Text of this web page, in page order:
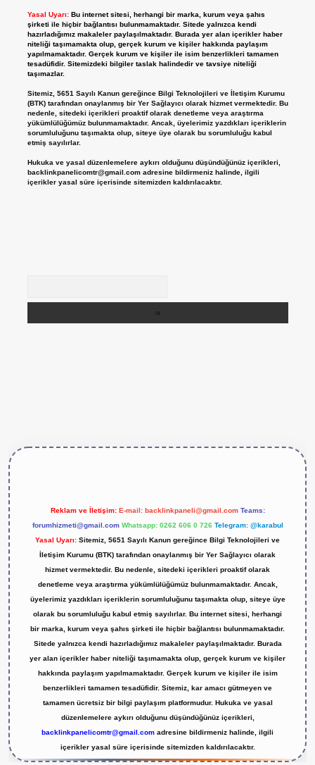
Yasal Uyarı: Bu internet sitesi, herhangi bir marka, kurum veya şahıs
şirketi ile hiçbir bağlantısı bulunmamaktadır. Sitede yalnızca kendi
hazırladığımız makaleler paylaşılmaktadır. Burada yer alan içerikler haber
niteliği taşımamakta olup, gerçek kurum ve kişiler hakkında paylaşım
yapılmamaktadır. Gerçek kurum ve kişiler ile isim benzerlikleri tamamen
tesadüfidir. Sitemizdeki bilgiler taslak halindedir ve tavsiye niteliği
taşımazlar.
Sitemiz, 5651 Sayılı Kanun gereğince Bilgi Teknolojileri ve İletişim Kurumu
(BTK) tarafından onaylanmış bir Yer Sağlayıcı olarak hizmet vermektedir. Bu
nedenle, sitedeki içerikleri proaktif olarak denetleme veya araştırma
yükümlülüğümüz bulunmamaktadır. Ancak, üyelerimiz yazdıkları içeriklerin
sorumluluğunu taşımakta olup, siteye üye olarak bu sorumluluğu kabul
etmiş sayılırlar.
Hukuka ve yasal düzenlemelere aykırı olduğunu düşündüğünüz içerikleri,
backlinkpanelicomtr@gmail.comadresine bildirmeniz halinde, ilgili
içerikler yasal süre içerisinde sitemizden kaldırılacaktır.
Reklam ve İletişim: E-mail: backlinkpaneli@gmail.com Teams:
forumhizmeti@gmail.com Whatsapp: 0262 606 0 726 Telegram: @karabul
Yasal Uyarı: Sitemiz, 5651 Sayılı Kanun gereğince Bilgi Teknolojileri ve
İletişim Kurumu (BTK) tarafından onaylanmış bir Yer Sağlayıcı olarak
hizmet vermektedir. Bu nedenle, sitedeki içerikleri proaktif olarak
denetleme veya araştırma yükümlülüğümüz bulunmamaktadır. Ancak,
üyelerimiz yazdıkları içeriklerin sorumluluğunu taşımakta olup, siteye üye
olarak bu sorumluluğu kabul etmiş sayılırlar. Bu internet sitesi, herhangi
bir marka, kurum veya şahıs şirketi ile hiçbir bağlantısı bulunmamaktadır.
Sitede yalnızca kendi hazırladığımız makaleler paylaşılmaktadır. Burada
yer alan içerikler haber niteliği taşımamakta olup, gerçek kurum ve kişiler
hakkında paylaşım yapılmamaktadır. Gerçek kurum ve kişiler ile isim
benzerlikleri tamamen tesadüfidir. Sitemiz, kar amacı gütmeyen ve
tamamen ücretsiz bir bilgi paylaşım platformudur. Hukuka ve yasal
düzenlemelere aykırı olduğunu düşündüğünüz içerikleri,
backlinkpanelicomtr@gmail.com adresine bildirmeniz halinde, ilgili
içerikler yasal süre içerisinde sitemizden kaldırılacaktır.